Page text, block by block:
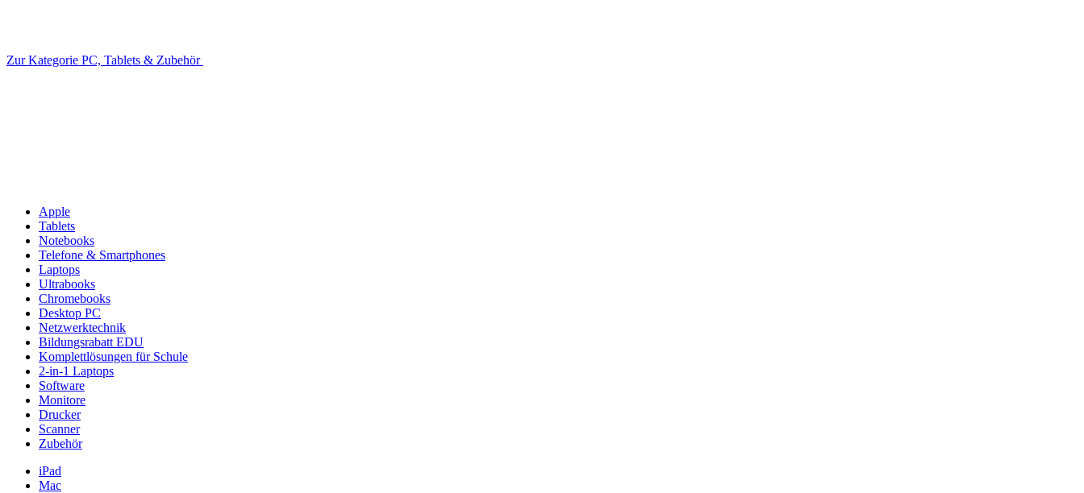
Zur Kategorie PC, Tablets & Zubehör
Apple
Tablets
Notebooks
Telefone & Smartphones
Laptops
Ultrabooks
Chromebooks
Desktop PC
Netzwerktechnik
Bildungsrabatt EDU
Komplettlösungen für Schule
2-in-1 Laptops
Software
Monitore
Drucker
Scanner
Zubehör
iPad
Mac